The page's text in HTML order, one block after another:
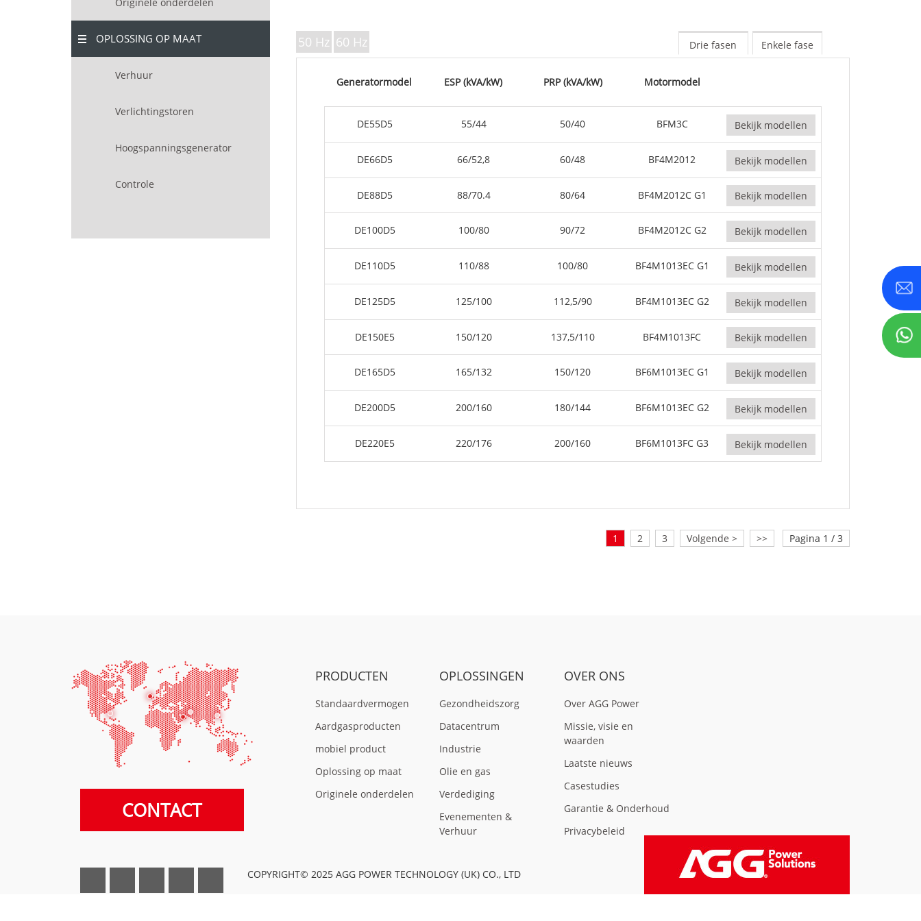
DE-serie 22-250 kVA
V-serie 94-285 kVA
S-serie 275-880 kVA
V-serie 350-800 kVA
D-serie 165-935 KVA
MS-serie 715-2500 kVA
OPLOSSING OP MAAT
Verhuur
Verlichtingstoren
Hoogspanningsgenerator
Controle
50 Hz 60 Hz Enkele fase
Drie fasen
Generatormodel ESP (kVA/kW) PRP (kVA/kW) Motormodel
DE55D5 55/44 50/40 BFM3C Bekijk modellen
DE66D5 66/52,8 60/48 BF4M2012 Bekijk modellen
DE88D5 88/70.4 80/64 BF4M2012C G1 Bekijk modellen
DE100D5 100/80 90/72 BF4M2012C G2 Bekijk modellen
DE110D5 110/88 100/80 BF4M1013EC G1 Bekijk modellen
DE125D5 125/100 112,5/90 BF4M1013EC G2 Bekijk modellen
DE150E5 150/120 137,5/110 BF4M1013FC Bekijk modellen
DE165D5 165/132 150/120 BF6M1013EC G1 Bekijk modellen
DE200D5 200/160 180/144 BF6M1013EC G2 Bekijk modellen
DE220E5 220/176 200/160 BF6M1013FC G3 Bekijk modellen
1 2 3 Volgende > >> Pagina 1 / 3
CONTACT
PRODUCTEN
Standaardvermogen
Aardgasproducten
mobiel product
Oplossing op maat
Originele onderdelen
OPLOSSINGEN
Gezondheidszorg
Datacentrum
Industrie
Olie en gas
Verdediging
Evenementen &
Verhuur
OVER ONS
Over AGG Power
Missie, visie en
waarden
Laatste nieuws
Casestudies
Garantie & Onderhoud
Privacybeleid
COPYRIGHT© 2025 AGG POWER TECHNOLOGY (UK) CO., LTD